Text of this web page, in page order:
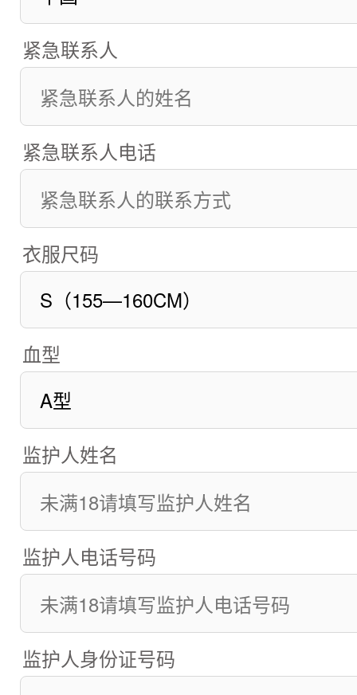
紧急联系人
紧急联系人电话
衣服尺码
血型
监护人姓名
监护人电话号码
监护人身份证号码